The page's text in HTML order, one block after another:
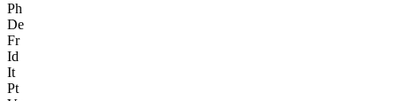
Ph
De
Fr
Id
It
Pt